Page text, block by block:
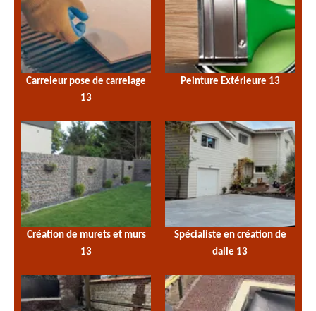
Carreleur pose de carrelage
13
Peinture Extérieure 13
Création de murets et murs
13
Spécialiste en création de
dalle 13